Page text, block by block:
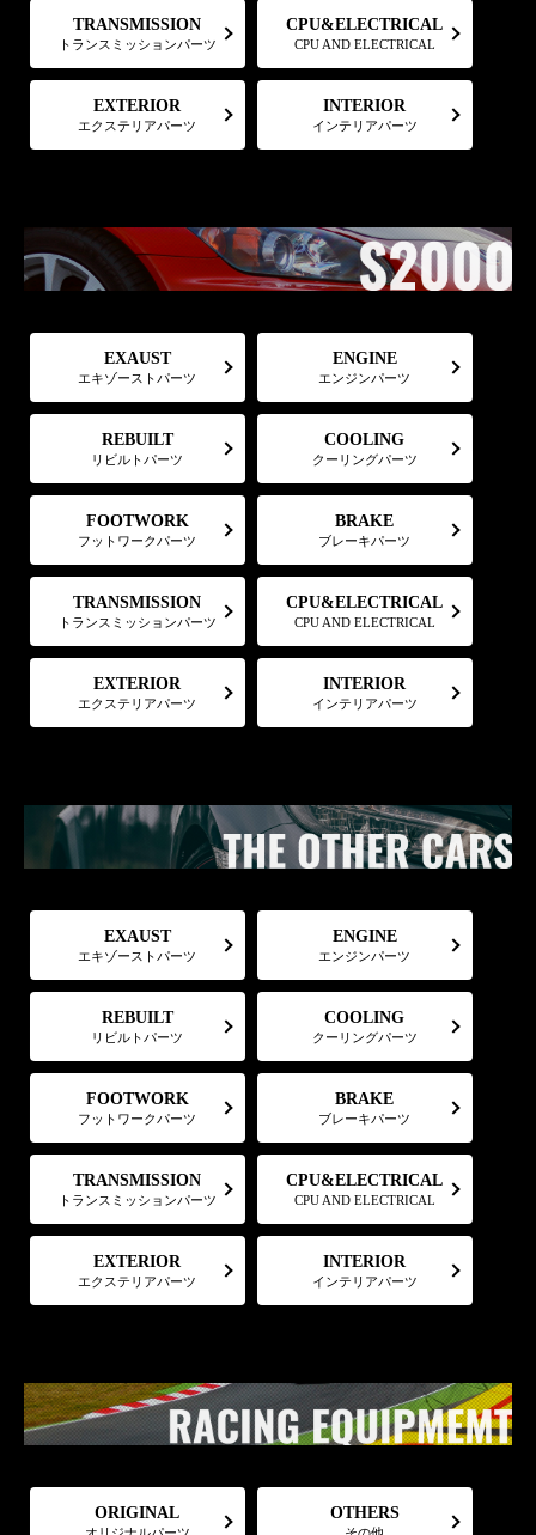
TRANSMISSION
トランスミッションパーツ
CPU&ELECTRICAL
CPU AND ELECTRICAL
EXTERIOR
エクステリアパーツ
INTERIOR
インテリアパーツ
EXAUST
エキゾーストパーツ
ENGINE
エンジンパーツ
REBUILT
リビルトパーツ
COOLING
クーリングパーツ
FOOTWORK
フットワークパーツ
BRAKE
ブレーキパーツ
TRANSMISSION
トランスミッションパーツ
CPU&ELECTRICAL
CPU AND ELECTRICAL
EXTERIOR
エクステリアパーツ
INTERIOR
インテリアパーツ
EXAUST
エキゾーストパーツ
ENGINE
エンジンパーツ
REBUILT
リビルトパーツ
COOLING
クーリングパーツ
FOOTWORK
フットワークパーツ
BRAKE
ブレーキパーツ
TRANSMISSION
トランスミッションパーツ
CPU&ELECTRICAL
CPU AND ELECTRICAL
EXTERIOR
エクステリアパーツ
INTERIOR
インテリアパーツ
ORIGINAL OTHERS